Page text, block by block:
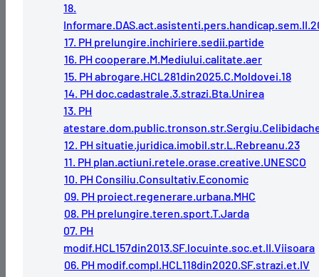
06. PH modif.compl.HCL118din2020.SF.strazi.et.IV
07. PH
modif.HCL157din2013.SF.locuinte.soc.et.II.Viisoara
08. PH prelungire.teren.sport.T.Jarda
09. PH proiect.regenerare.urbana.MHC
10. PH Consiliu.Consultativ.Economic
11. PH plan.actiuni.retele.orase.creative.UNESCO
12. PH situatie.juridica.imobil.str.L.Rebreanu.23
13. PH
14. PH doc.cadastrale.3.strazi.Bta.Unirea
15. PH abrogare.HCL281din2025.C.Moldovei.18
16. PH cooperare.M.Mediului.calitate.aer
17. PH prelungire.inchiriere.sedii.partide
18.